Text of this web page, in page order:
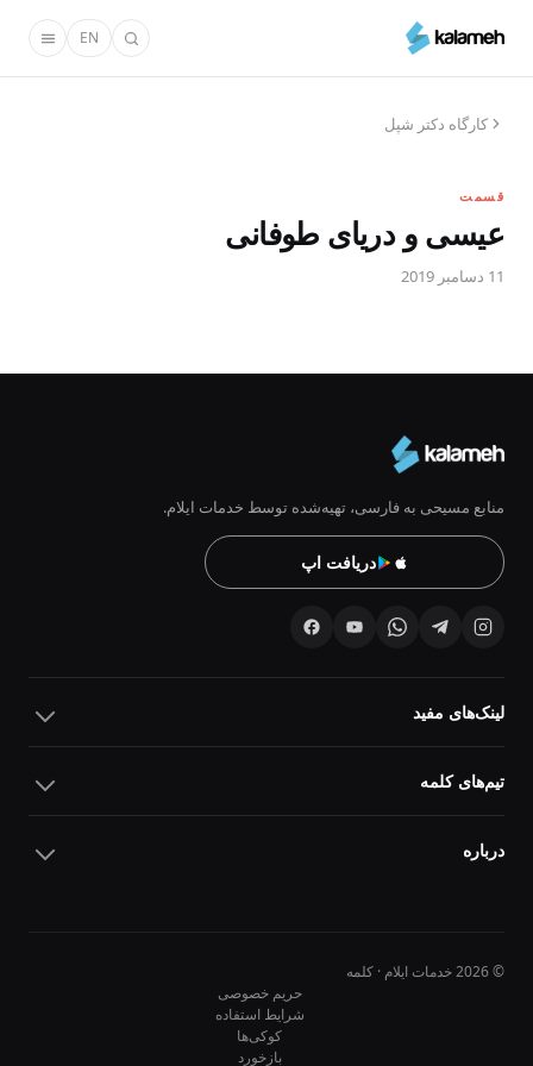
محتوای
EN
کارگاه دکتر شپل
قسمت
عیسی و دریای طوفانی
11 دسامبر 2019
منابع مسیحی به فارسی، تهیه‌شده توسط خدمات ایلام.
دریافت اپ
لینک‌های مفید
تیم‌های کلمه
درباره
© 2026 خدمات ایلام · کلمه
حریم خصوصی
شرایط استفاده
کوکی‌ها
بازخورد
10